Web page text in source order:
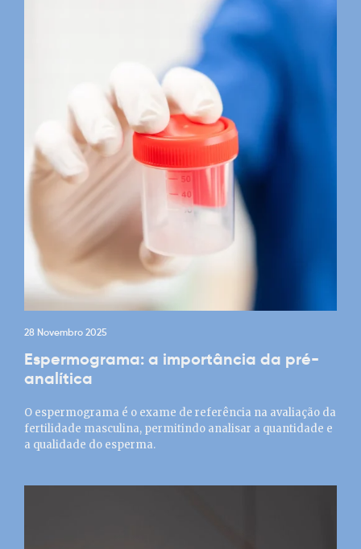
28 Novembro 2025
Espermograma: a importância da pré-
analítica
O espermograma é o exame de referência na avaliação da
fertilidade masculina, permitindo analisar a quantidade e
a qualidade do esperma.